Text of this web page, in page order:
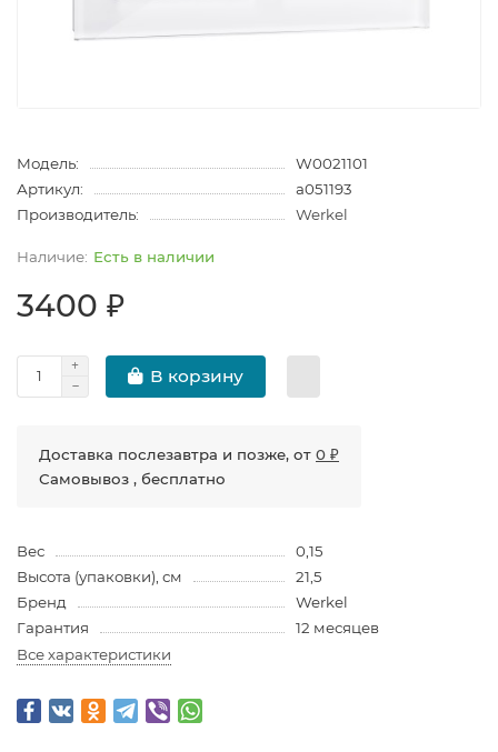
Модель:
W0021101
Артикул:
a051193
Производитель:
Werkel
Есть в наличии
3400 ₽
В корзину
Доставка послезавтра и позже, от 0 ₽
Самовывоз , бесплатно
Вес
0,15
Высота (упаковки), см
21,5
Бренд
Werkel
Гарантия
12 месяцев
Все характеристики